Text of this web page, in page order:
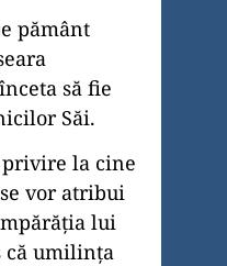
pământ
să fie
Săi.
privire la cine
vor atribui
lui
că umilinţa